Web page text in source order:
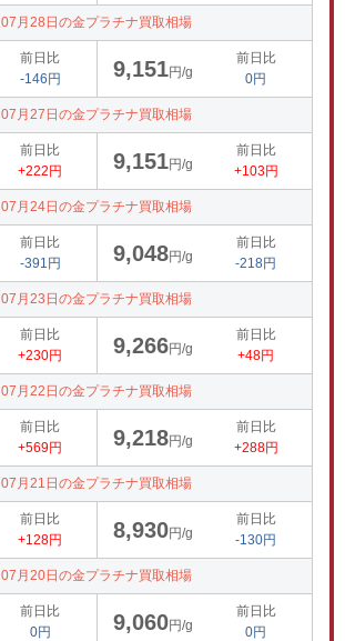
07月28日の金プラチナ買取相場
前日比
-146円
9,151円/g
前日比
0円
07月27日の金プラチナ買取相場
前日比
+222円
9,151円/g
前日比
+103円
07月24日の金プラチナ買取相場
前日比
-391円
9,048円/g
前日比
-218円
07月23日の金プラチナ買取相場
前日比
+230円
9,266円/g
前日比
+48円
07月22日の金プラチナ買取相場
前日比
+569円
9,218円/g
前日比
+288円
07月21日の金プラチナ買取相場
前日比
+128円
8,930円/g
前日比
-130円
07月20日の金プラチナ買取相場
前日比
0円
9,060円/g
前日比
0円